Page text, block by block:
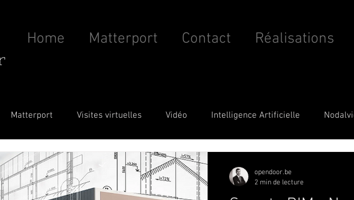
Home Matterport Contact Réalisations
Matterport Visites virtuelles Vidéo Intelligence Artificielle
Caméra Scan to BIM
opendoor.be
2 min de lecture